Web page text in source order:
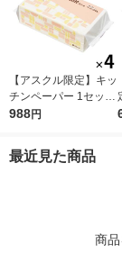
【アスクル限定】キッ
チンペーパー 1セット
（200組×4）スコッテ
タオル 日本製紙クレ
988円
最近見た商品
商